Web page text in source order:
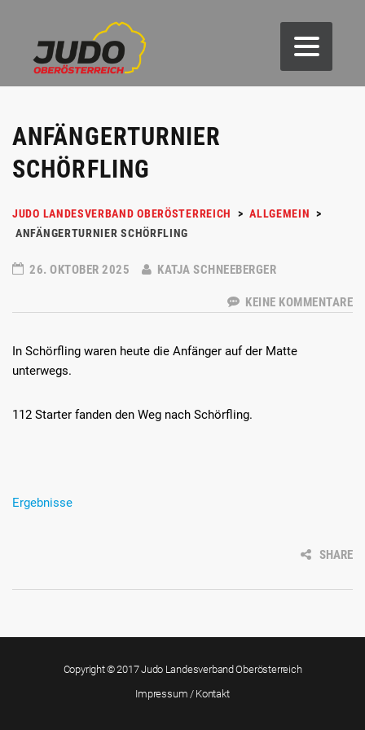
ANFÄNGERTURNIER
SCHÖRFLING
JUDO LANDESVERBAND OBERÖSTERREICH > ALLGEMEIN >
ANFÄNGERTURNIER SCHÖRFLING
26. OKTOBER 2025 KATJA SCHNEEBERGER
KEINE KOMMENTARE
In Schörfling waren heute die Anfänger auf der Matte
unterwegs.
112 Starter fanden den Weg nach Schörfling.
Ergebnisse
SHARE
Copyright © 2017 Judo Landesverband Oberösterreich
Impressum / Kontakt